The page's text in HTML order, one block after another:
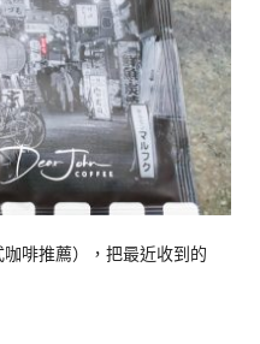
啡推薦），把最近收到的